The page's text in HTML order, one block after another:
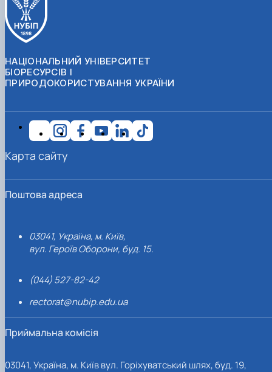
НАЦІОНАЛЬНИЙ УНІВЕРСИТЕТ
БІОРЕСУРСІВ І
ПРИРОДОКОРИСТУВАННЯ УКРАЇНИ
Поштова адреса
03041, Україна, м. Київ,
вул. Героїв Оборони, буд. 15.
(044) 527-82-42
rectorat@nubip.edu.ua
Приймальна комісія
03041, Україна, м. Київ вул. Горіхуватський шлях, буд. 19,
Карта сайту